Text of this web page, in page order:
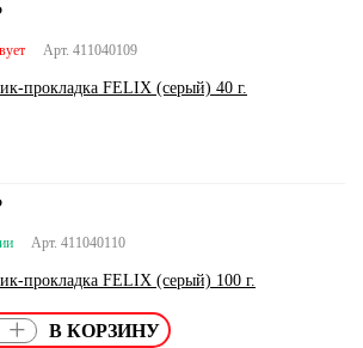
Арт. 411040109
прокладка FELIX (серый) 40 г.
Арт. 411040110
прокладка FELIX (серый) 100 г.
+